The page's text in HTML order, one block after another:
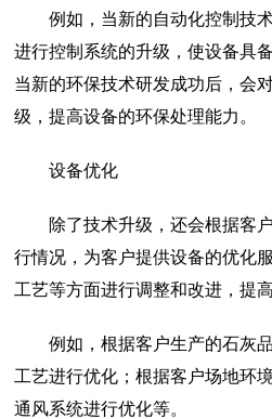
例如，当新的自动化控制技
进行控制系统的升级，使设备具
当新的环保技术研发成功后，会
级，提高设备的环保处理能力。
设备优化
除了技术升级，还会根据客
行情况，为客户提供设备的优化
工艺等方面进行调整和改进，提
例如，根据客户生产的石灰
工艺进行优化；根据客户场地环
通风系统进行优化等。